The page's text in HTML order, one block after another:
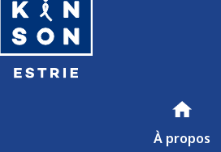
Accueil
À propos